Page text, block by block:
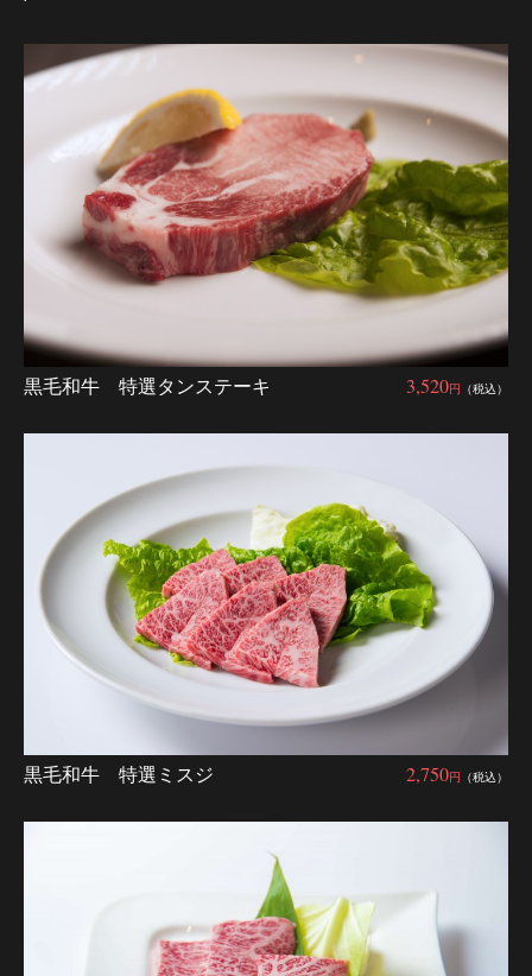
3,520円 （税込）
黒毛和牛 特選タンステーキ
2,750円 （税込）
黒毛和牛 特選ミスジ